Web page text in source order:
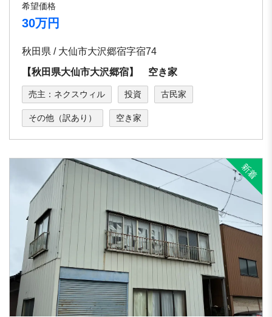
希望価格
30万円
秋田県 / 大仙市大沢郷宿字宿74
【秋田県大仙市大沢郷宿】 空き家
売主：ネクスウィル 投資 古民家
その他（訳あり） 空き家